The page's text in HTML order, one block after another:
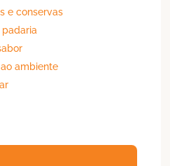
e conservas
padaria
ambiente